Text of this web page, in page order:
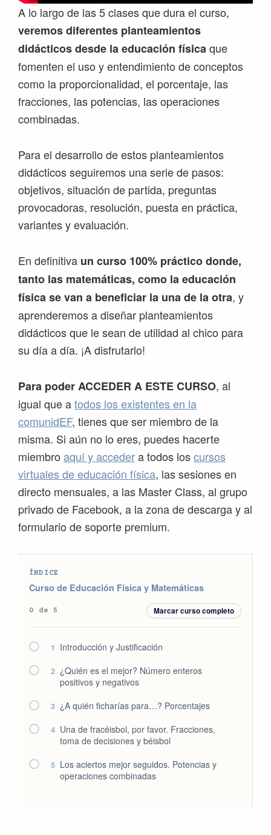
A lo largo de las 5 clases que dura el curso,
veremos diferentes planteamientos
didácticos desde la educación físicaque
fomenten el uso y entendimiento de conceptos
como la proporcionalidad, el porcentaje, las
fracciones, las potencias, las operaciones
combinadas.
Para el desarrollo de estos planteamientos
didácticos seguiremos una serie de pasos:
objetivos, situación de partida, preguntas
provocadoras, resolución, puesta en práctica,
variantes y evaluación.
En definitiva un curso 100% práctico donde,
tanto las matemáticas, como la educación
física se van a beneficiar la una de la otra, y
aprenderemos a diseñar planteamientos
didácticos que le sean de utilidad al chico para
su día a día. ¡A disfrutarlo!
Para poder ACCEDER A ESTE CURSO, al
igual que atodos los existentes en la
comunidEF, tienes que ser miembro de la
misma. Si aún no lo eres, puedes hacerte
miembro aquí y accedera todos loscursos
virtuales de educación física, las sesiones en
directo mensuales, a las Master Class, al grupo
privado de Facebook, a la zona de descarga y al
formulario de soporte premium.
ÍNDICE
Curso de Educación Física y Matemáticas
0 de 5 Marcar curso completo
1 Introducción y Justificación
2 ¿Quién es el mejor? Número enteros
positivos y negativos
3 ¿A quién ficharías para…? Porcentajes
4 Una de fracéisbol, por favor. Fracciones,
toma de decisiones y béisbol
5 Los aciertos mejor seguidos. Potencias y
operaciones combinadas